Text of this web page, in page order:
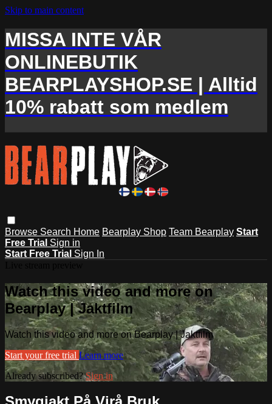
Skip to main content
MISSA INTE VÅR
ONLINEBUTIK
BEARPLAYSHOP.SE | Alltid
10% rabatt som medlem
Browse Search Home Bearplay Shop Team Bearplay Start
Free Trial Sign in
Start Free Trial Sign In
Watch this video and more on
Bearplay | Jaktfilm
Watch this video and more on Bearplay | Jaktfilm
Start your free trial Learn more
Already subscribed?Sign in